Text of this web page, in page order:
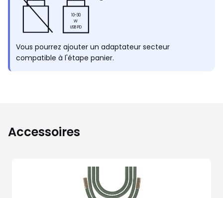
10-30
W
USB PD
Vous pourrez ajouter un adaptateur secteur
compatible à l'étape panier.
Accessoires